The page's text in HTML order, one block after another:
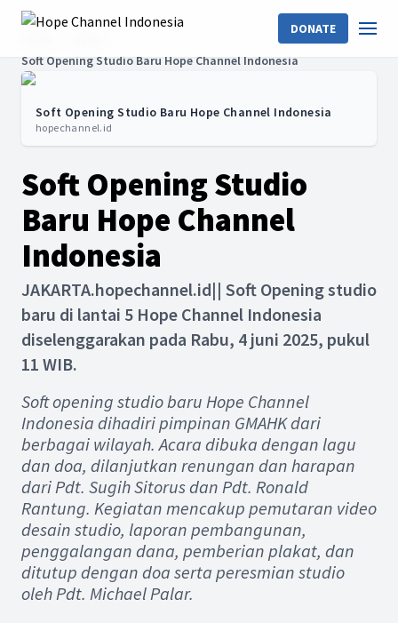
DONATE
Soft Opening Studio Baru Hope Channel Indonesia
Soft Opening Studio Baru Hope Channel Indonesia
hopechannel.id
Soft Opening Studio
Baru Hope Channel
Indonesia
JAKARTA.hopechannel.id|| Soft Opening studio
baru di lantai 5 Hope Channel Indonesia
diselenggarakan pada Rabu, 4 juni 2025, pukul
11 WIB.
Soft opening studio baru Hope Channel
Indonesia dihadiri pimpinan GMAHK dari
berbagai wilayah. Acara dibuka dengan lagu
dan doa, dilanjutkan renungan dan harapan
dari Pdt. Sugih Sitorus dan Pdt. Ronald
Rantung. Kegiatan mencakup pemutaran video
desain studio, laporan pembangunan,
penggalangan dana, pemberian plakat, dan
ditutup dengan doa serta peresmian studio
oleh Pdt. Michael Palar.